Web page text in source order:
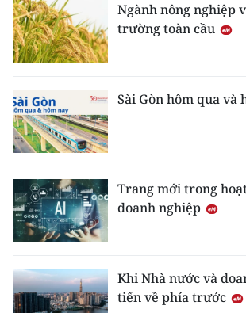
Ngành nông nghiệp
trường toàn cầu
Sài Gòn hôm qua và
Trang mới trong
doanh nghiệp
Khi Nhà nước và
tiến về phía trước